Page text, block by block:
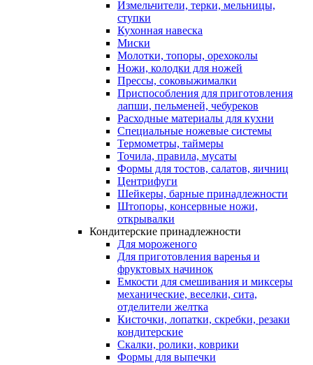
Измельчители, терки, мельницы,
ступки
Кухонная навеска
Миски
Молотки, топоры, орехоколы
Ножи, колодки для ножей
Прессы, соковыжималки
Приспособления для приготовления
лапши, пельменей, чебуреков
Расходные материалы для кухни
Специальные ножевые системы
Термометры, таймеры
Точила, правила, мусаты
Формы для тостов, салатов, яичниц
Центрифуги
Шейкеры, барные принадлежности
Штопоры, консервные ножи,
открывалки
Кондитерские принадлежности
Для мороженого
Для приготовления варенья и
фруктовых начинок
Емкости для смешивания и миксеры
механические, веселки, сита,
отделители желтка
Кисточки, лопатки, скребки, резаки
кондитерские
Скалки, ролики, коврики
Формы для выпечки